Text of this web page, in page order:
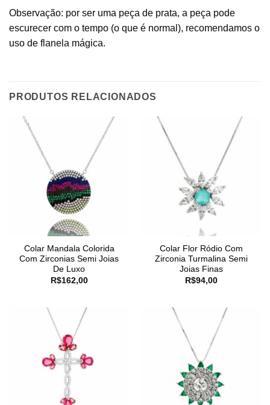
Observação: por ser uma peça de prata, a peça pode
escurecer com o tempo (o que é normal), recomendamos o
uso de flanela mágica.
PRODUTOS RELACIONADOS
Colar Mandala Colorida
Com Zirconias Semi Joias
De Luxo
R$162,00
Colar Flor Ródio Com
Zirconia Turmalina Semi
Joias Finas
R$94,00